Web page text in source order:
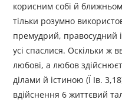
корисним собі й
тільки розумно
премудрий, правосудний
усі спаслися. Оскільки ж
любові, а любов
ділами й істиною (Ї Ів.
вдійснення 6 життєвий